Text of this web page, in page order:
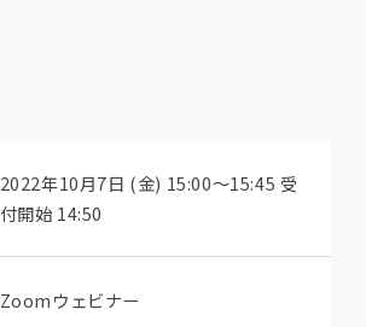
2022年10月7日 (金) 15:00〜15:45 受
付開始 14:50
Zoomウェビナー